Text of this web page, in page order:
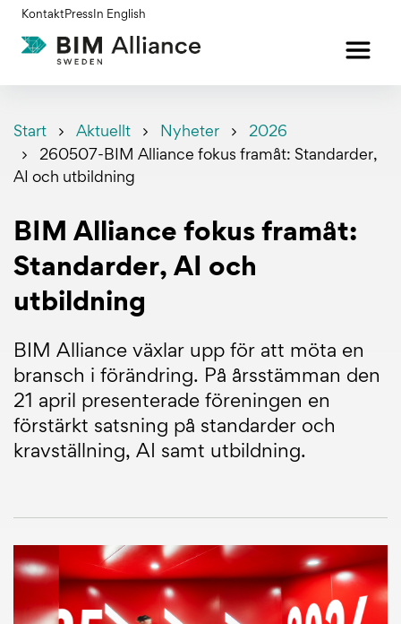
innehållet
Kontakt Press In English
Start Aktuellt Nyheter
2026
260507-BIM Alliance fokus framåt: Standarder,
AI och utbildning
BIM Alliance fokus framåt:
Standarder, AI och
utbildning
BIM Alliance växlar upp för att möta en
bransch i förändring. På årsstämman den
21 april presenterade föreningen en
förstärkt satsning på standarder och
kravställning, AI samt utbildning.